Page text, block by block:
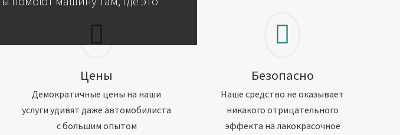
Цены
Демократичные цены на наши
услуги удивят даже автомобилиста
с большим опытом
Безопасно
Наше средство не оказывает
никакого отрицательного
эффекта на лакокрасочное